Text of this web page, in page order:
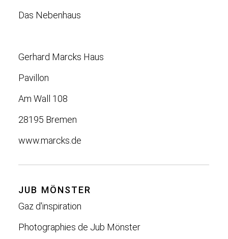
Das Nebenhaus
Gerhard Marcks Haus
Pavillon
Am Wall 108
28195 Bremen
www.marcks.de
JUB MÖNSTER
Gaz d'inspiration
Photographies de Jub Mönster